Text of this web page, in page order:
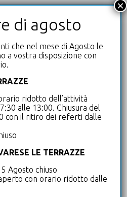
e accetto l’ informazioni
di agosto
che nel mese di Agosto le
a vostra disposizione con
ridotto dell’attività
alle 13:00. Chiusura del
con il ritiro dei referti dalle
LE TERRAZZE
Agosto chiuso
con orario ridotto dalle
×